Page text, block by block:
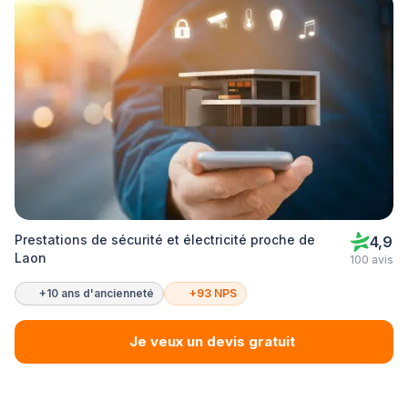
Prestations de sécurité et électricité proche de
Laon
4,9
100 avis
+10 ans d'ancienneté +93 NPS
Je veux un devis gratuit